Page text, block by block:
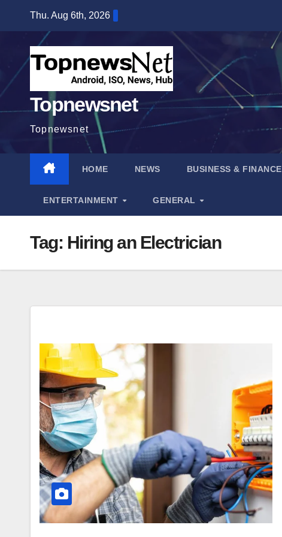
content
Thu. Aug 6th, 2026
Topnewsnet
Topnewsnet
HOME NEWS BUSINESS & FINANCE
ENTERTAINMENT GENERAL
Tag: Hiring an Electrician